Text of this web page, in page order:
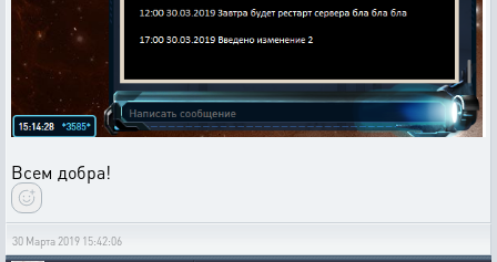
Всем добра!
30 Марта 2019 15:42:06